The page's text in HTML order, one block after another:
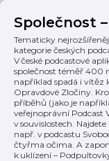
Společnost
Tematicky
kategorie českých
V české podcastové
společnost téměř 400
například spadá i vítěz
Opravdové Zločiny.
příběhů (jako je
veřejnoprávní Podcast
v souvislostech.
např. v podcastu
čtyřma očima. A
k uklízení –